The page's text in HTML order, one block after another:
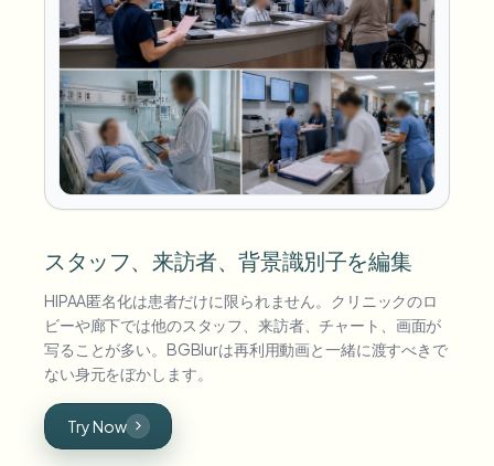
スタッフ、来訪者、背景識別子を編集
HIPAA匿名化は患者だけに限られません。クリニックのロ
ビーや廊下では他のスタッフ、来訪者、チャート、画面が
写ることが多い。BGBlurは再利用動画と一緒に渡すべきで
ない身元をぼかします。
Try Now